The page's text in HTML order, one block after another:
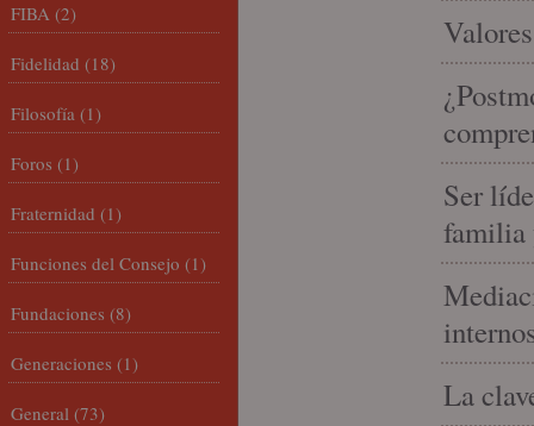
Ser
familia
La
FIBA (2)
Fidelidad (18)
Filosofía (1)
Foros (1)
Fraternidad (1)
Funciones del Consejo (1)
Fundaciones (8)
Generaciones (1)
General (73)